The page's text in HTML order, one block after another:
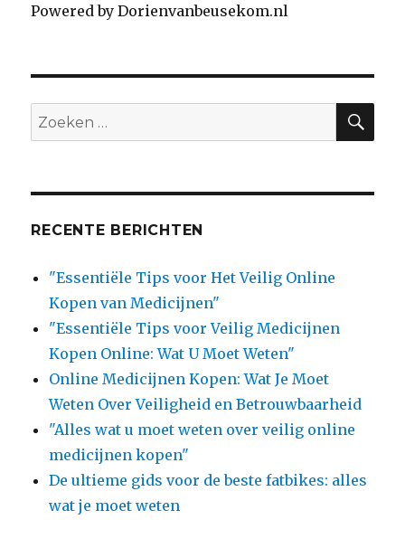
Powered by Dorienvanbeusekom.nl
Search
for:
RECENTE BERICHTEN
"Essentiële Tips voor Het Veilig Online
Kopen van Medicijnen"
"Essentiële Tips voor Veilig Medicijnen
Kopen Online: Wat U Moet Weten"
Online Medicijnen Kopen: Wat Je Moet
Weten Over Veiligheid en Betrouwbaarheid
"Alles wat u moet weten over veilig online
medicijnen kopen"
De ultieme gids voor de beste fatbikes: alles
wat je moet weten